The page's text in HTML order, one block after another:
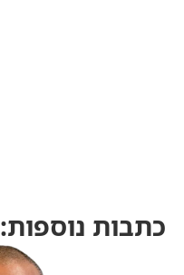
כתבות נוספות: